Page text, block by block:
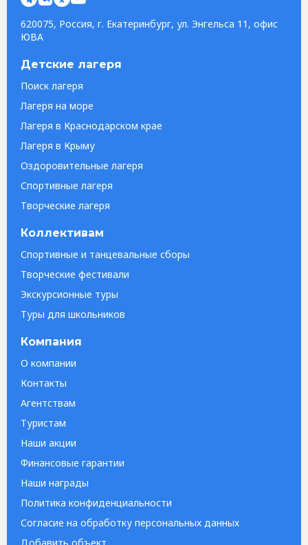
620075, Россия, г. Екатеринбург, ул. Энгельса 11, офис
ЮВА
Детские лагеря
Поиск лагеря
Лагеря на море
Лагеря в Краснодарском крае
Лагеря в Крыму
Оздоровительные лагеря
Спортивные лагеря
Творческие лагеря
Коллективам
Спортивные и танцевальные сборы
Творческие фестивали
Экскурсионные туры
Туры для школьников
Компания
О компании
Контакты
Агентствам
Туристам
Наши акции
Финансовые гарантии
Наши награды
Политика конфиденциальности
Согласие на обработку персональных данных
Добавить объект